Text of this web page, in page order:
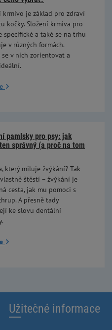
krmivo je základ pro zdraví
kočky. Složení krmiva pro
specifické a také se na trhu
v různých formách.
se v nich zorientovat a
pamlsky pro psy: jak
správný (a proč na tom
který miluje žvýkání? Tak
štěstí – žvýkání je
cesta, jak mu pomoci s
A přesně tady
ke slovu dentální
Užitečné informace